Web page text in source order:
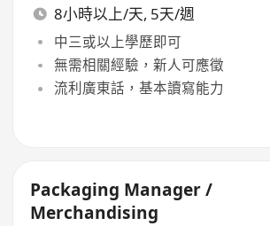
8小時以上/天, 5天/週
中三或以上學歷即可
無需相關經驗，新人可應徵
流利廣東話，基本讀寫能力
Packaging Manager /
Merchandising